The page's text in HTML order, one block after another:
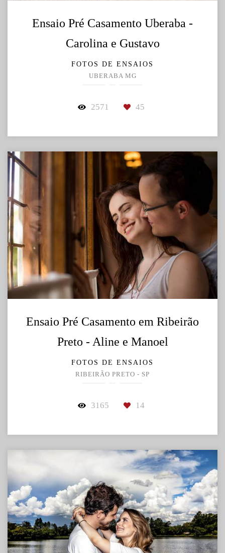
Ensaio Pré Casamento Uberaba -
Carolina e Gustavo
FOTOS DE ENSAIOS
UBERABA MG
2571 45
Ensaio Pré Casamento em Ribeirão
Preto - Aline e Manoel
FOTOS DE ENSAIOS
RIBEIRÃO PRETO - SP
3165 14